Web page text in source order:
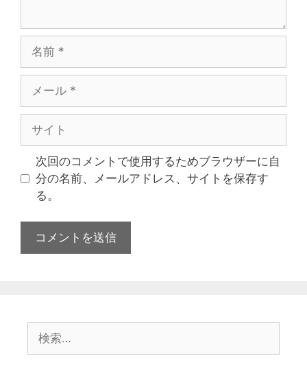
次回のコメントで使用するためブラウザーに自
分の名前、メールアドレス、サイトを保存す
る。